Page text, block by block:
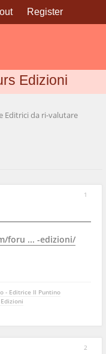
Register
Edizioni
Editrici da ri-valutare
1
foru ... -edizioni/
- Editrice Il Puntino
2